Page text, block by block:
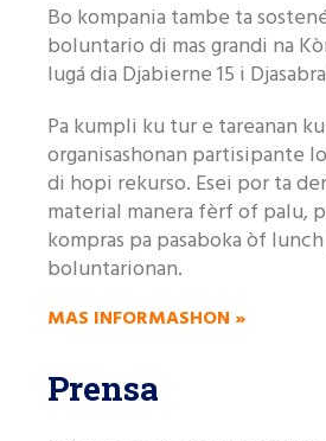
Bo kompania tambe ta
boluntario di mas grandi na
lugá dia Djabierne 15 i
Pa kumpli ku tur e tareanan
organisashonan partisipante
di hopi rekurso. Esei por ta
material manera fèrf of palu,
kompras pa pasaboka òf
boluntarionan.
MAS INFORMASHON »
Prensa